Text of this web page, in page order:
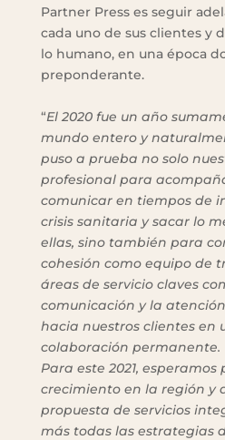
Partner Press es seguir
cada uno de sus clientes y
lo humano, en una época
preponderante.
“El 2020 fue un año
mundo entero y
puso a prueba no solo
profesional para
comunicar en tiempos de
crisis sanitaria y sacar lo
ellas, sino también para
cohesión como equipo de
áreas de servicio claves
comunicación y la
hacia nuestros clientes en
colaboración permanente.
Para este 2021,
crecimiento en la región y
propuesta de servicios
más todas las estrategias